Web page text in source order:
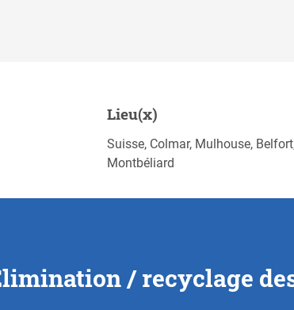
déchets,
POSTULEZ MAINTENANT
Lieu(x)
Suisse, Colmar, Mulhouse,
Montbéliard
/ recyclage